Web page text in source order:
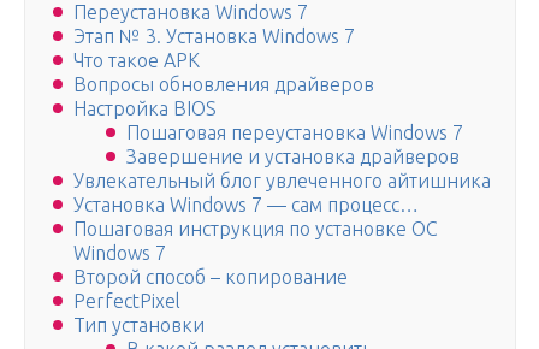
Переустановка Windows 7
Этап № 3. Установка Windows 7
Что такое APK
Вопросы обновления драйверов
Настройка BIOS
Пошаговая переустановка Windows 7
Завершение и установка драйверов
Увлекательный блог увлеченного айтишника
Установка Windows 7 — сам процесс…
Пошаговая инструкция по установке ОС
Windows 7
Второй способ – копирование
PerfectPixel
Тип установки